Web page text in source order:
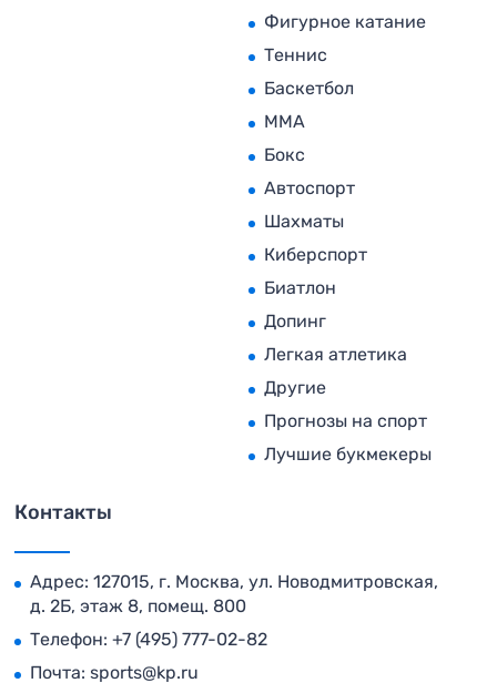
Фигурное катание
Теннис
Баскетбол
MMA
Бокс
Автоспорт
Шахматы
Киберспорт
Биатлон
Допинг
Легкая атлетика
Другие
Прогнозы на спорт
Лучшие букмекеры
Контакты
Адрес: 127015, г. Москва, ул. Новодмитровская,
д. 2Б, этаж 8, помещ. 800
Телефон: +7 (495) 777-02-82
Почта: sports@kp.ru